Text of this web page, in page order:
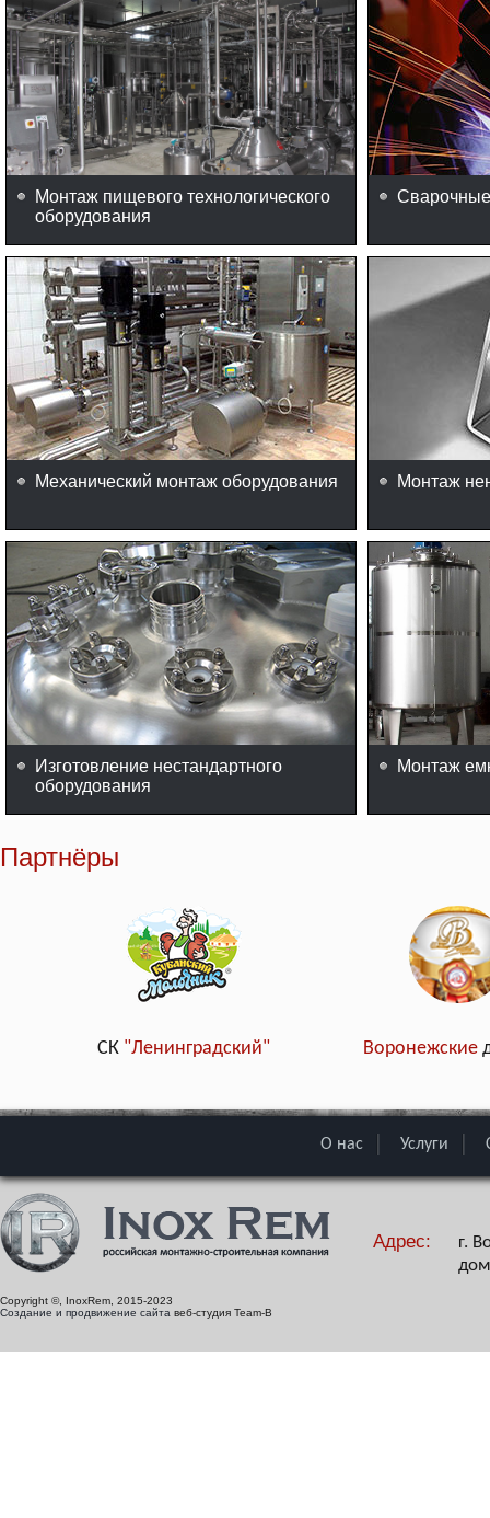
Монтаж пищевого технологического
оборудования
Механический монтаж оборудования Монтаж
Изготовление нестандартного
оборудования
Монтаж
Партнёры
СК "Ленинградский" Воронежские
О нас Услуги
Copyright ©, InoxRem, 2015-2023
Создание и продвижение сайта веб-студия Team-B
Адрес:
г.